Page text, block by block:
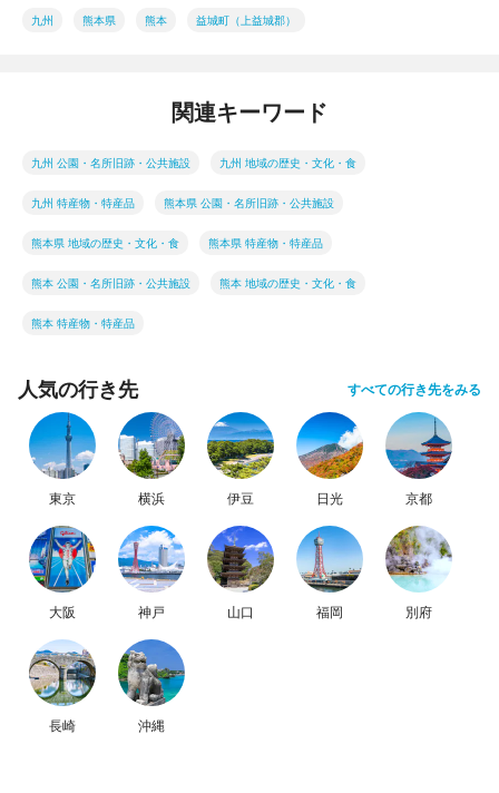
九州 熊本県 熊本 益城町（上益城郡）
関連キーワード
九州 公園・名所旧跡・公共施設 九州 地域の歴史・文化・食
九州 特産物・特産品 熊本県 公園・名所旧跡・公共施設
熊本県 地域の歴史・文化・食 熊本県 特産物・特産品
熊本 公園・名所旧跡・公共施設 熊本 地域の歴史・文化・食
熊本 特産物・特産品
人気の行き先 すべての行き先をみる
東京 横浜 伊豆 日光 京都
大阪 神戸 山口 福岡 別府
長崎 沖縄